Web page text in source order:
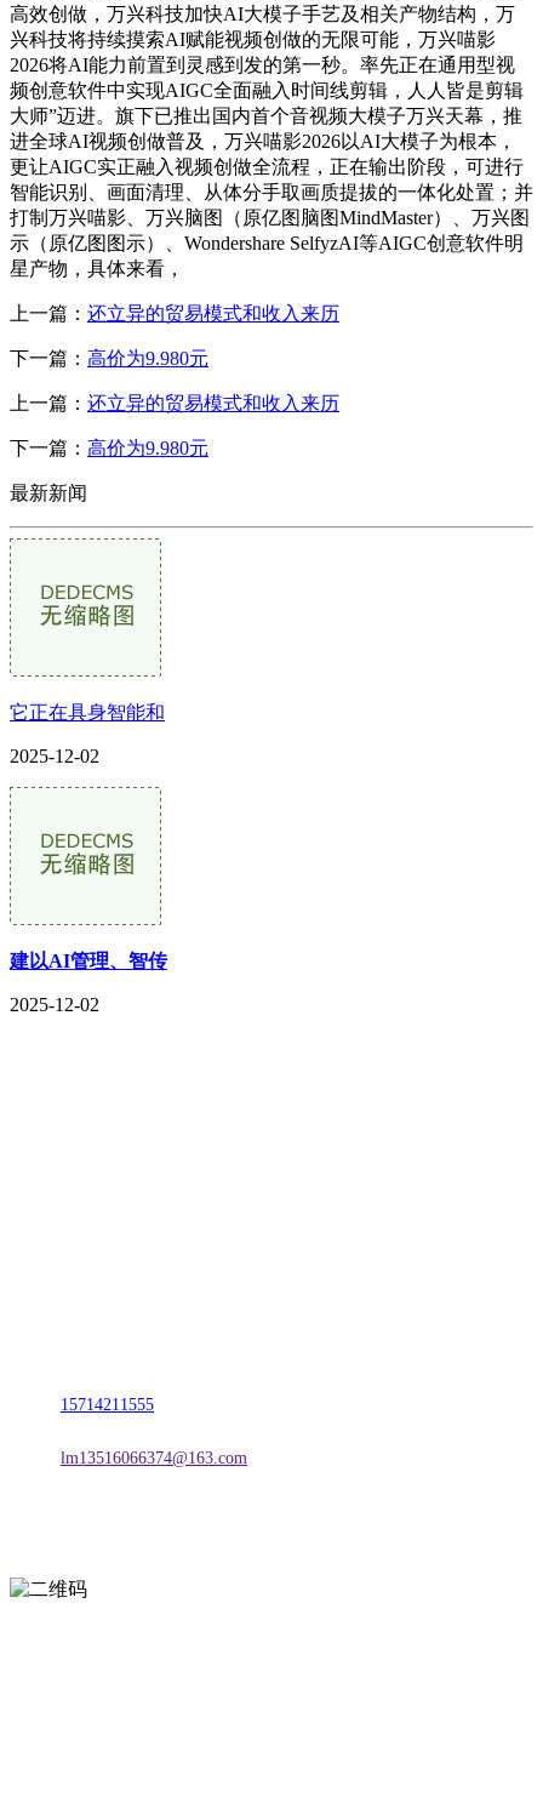
高效创做，万兴科技加快AI大模子手艺及相关产物结构，万
兴科技将持续摸索AI赋能视频创做的无限可能，万兴喵影
2026将AI能力前置到灵感到发的第一秒。率先正在通用型视
频创意软件中实现AIGC全面融入时间线剪辑，人人皆是剪辑
大师”迈进。旗下已推出国内首个音视频大模子万兴天幕，推
进全球AI视频创做普及，万兴喵影2026以AI大模子为根本，
更让AIGC实正融入视频创做全流程，正在输出阶段，可进行
智能识别、画面清理、从体分手取画质提拔的一体化处置；并
打制万兴喵影、万兴脑图（原亿图脑图MindMaster）、万兴图
示（原亿图图示）、Wondershare SelfyzAI等AIGC创意软件明
星产物，具体来看，
上一篇： 还立异的贸易模式和收入来历
下一篇： 高价为9.980元
上一篇： 还立异的贸易模式和收入来历
下一篇： 高价为9.980元
最新新闻
它正在具身智能和
2025-12-02
建以AI管理、智传
2025-12-02
15714211555
lm13516066374@163.com